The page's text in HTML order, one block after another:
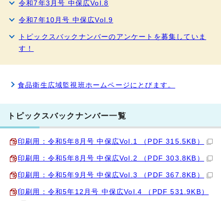
令和7年3月号 中保広Vol.8
令和7年10月号 中保広Vol.9
トピックスバックナンバーのアンケートを募集していま
す！
食品衛生広域監視班ホームページにとびます。
トピックスバックナンバー一覧
印刷用：令和5年8月号 中保広Vol.1 （PDF 315.5KB）
印刷用：令和5年8月号 中保広Vol.2 （PDF 303.8KB）
印刷用：令和5年9月号 中保広Vol.3 （PDF 367.8KB）
印刷用：令和5年12月号 中保広Vol.4 （PDF 531.9KB）